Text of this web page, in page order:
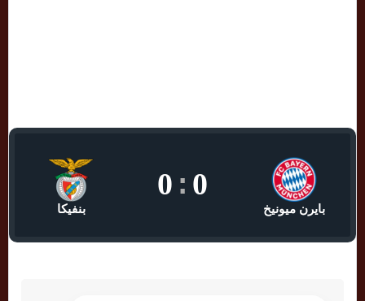
بايرن ميونيخ
0
:
0
بنفيكا